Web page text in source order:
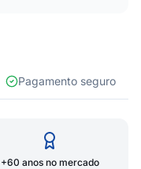
Pagamento seguro
+60 anos no mercado